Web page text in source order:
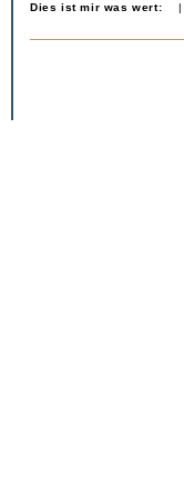
Dies ist mir was wert: